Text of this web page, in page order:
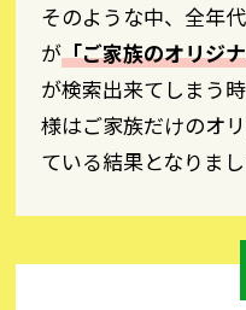
そのような中、全年
が「ご家族のオリジ
が検索出来てしまう
様はご家族だけのオ
ている結果となりまし